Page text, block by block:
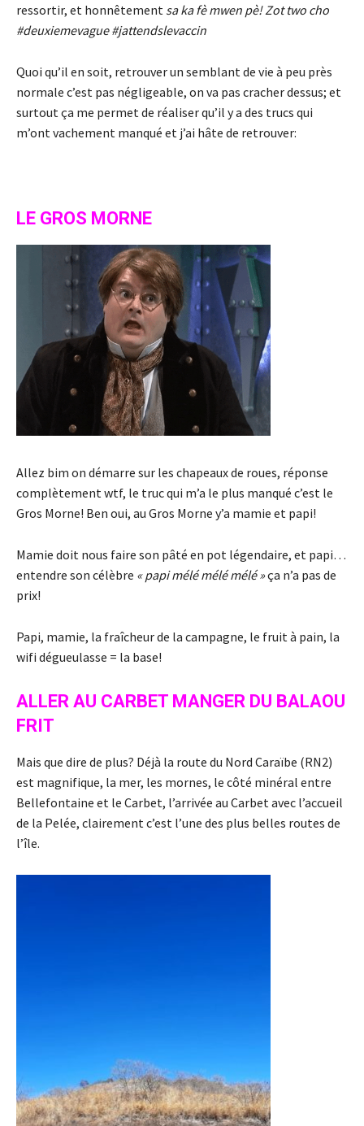
ressortir, et honnêtement sa ka fè mwen pè! Zot two cho
#deuxiemevague #jattendslevaccin
Quoi qu’il en soit, retrouver un semblant de vie à peu près
normale c’est pas négligeable, on va pas cracher dessus; et
surtout ça me permet de réaliser qu’il y a des trucs qui
m’ont vachement manqué et j’ai hâte de retrouver:
LE GROS MORNE
Allez bim on démarre sur les chapeaux de roues, réponse
complètement wtf, le truc qui m’a le plus manqué c’est le
Gros Morne! Ben oui, au Gros Morne y’a mamie et papi!
Mamie doit nous faire son pâté en pot légendaire, et papi…
entendre son célèbre « papi mélé mélé mélé »ça n’a pas de
prix!
Papi, mamie, la fraîcheur de la campagne, le fruit à pain, la
wifi dégueulasse = la base!
ALLER AU CARBET MANGER DU BALAOU
FRIT
Mais que dire de plus? Déjà la route du Nord Caraïbe (RN2)
est magnifique, la mer, les mornes, le côté minéral entre
Bellefontaine et le Carbet, l’arrivée au Carbet avec l’accueil
de la Pelée, clairement c’est l’une des plus belles routes de
l’île.